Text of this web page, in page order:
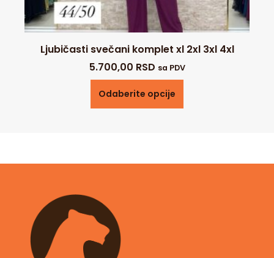
Ljubičasti svečani komplet xl 2xl 3xl 4xl
5.700,00 RSD sa PDV
Odaberite opcije